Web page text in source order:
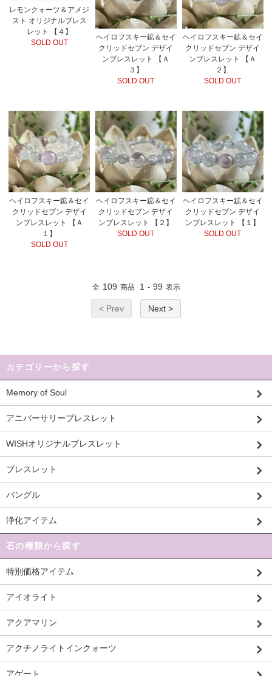
レモンクォーツ＆アメジ
スト オリジナルブレス
レット 【４】
SOLD OUT
ヘイロフスキー鉱＆セイ
クリッドセブン デザイ
ンブレスレット 【Ａ
３】
SOLD OUT
ヘイロフスキー鉱＆セイ
クリッドセブン デザイ
ンブレスレット 【Ａ
２】
SOLD OUT
ヘイロフスキー鉱＆セイ
クリッドセブン デザイ
ンブレスレット 【Ａ
１】
SOLD OUT
ヘイロフスキー鉱＆セイ
クリッドセブン デザイ
ンブレスレット 【２】
SOLD OUT
ヘイロフスキー鉱＆セイ
クリッドセブン デザイ
ンブレスレット 【１】
SOLD OUT
全 109 商品 1 - 99 表示
< Prev Next >
カテゴリーから探す
Memory of Soul
アニバーサリーブレスレット
WISHオリジナルブレスレット
ブレスレット
バングル
浄化アイテム
石の種類から探す
特別価格アイテム
アイオライト
アクアマリン
アクチノライトインクォーツ
アゲート